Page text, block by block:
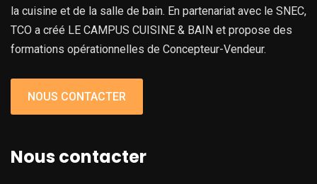
la cuisine et de la salle de bain. En partenariat avec le SNEC,
TCO a créé LE CAMPUS CUISINE & BAIN et propose des
formations opérationnelles de Concepteur-Vendeur.
NOUS CONTACTER
Nous contacter